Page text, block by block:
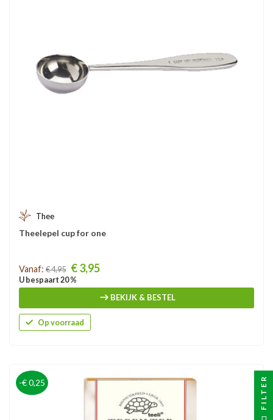
Thee
Theelepel cup for one
Prijs
Vanaf: € 4,95 € 3,95
U bespaart 20 %
BEKIJK & BESTEL
Op voorraad
-€ 0,25 FILTER